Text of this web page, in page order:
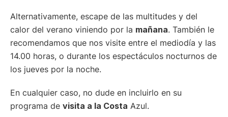
Alternativamente, escape de las multitudes y del
calor del verano viniendo por la mañana. También le
recomendamos que nos visite entre el mediodía y las
14.00 horas, o durante los espectáculos nocturnos de
los jueves por la noche.
En cualquier caso, no dude en incluirlo en su
programa de visita a la Costa Azul.